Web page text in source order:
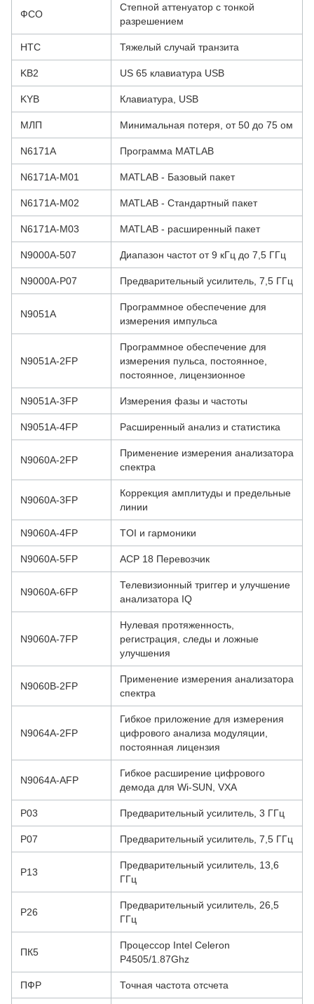
ФСО
Степной аттенуатор с тонкой
разрешением
HTC Тяжелый случай транзита
KB2 US 65 клавиатура USB
KYB Клавиатура, USB
МЛП Минимальная потеря, от 50 до 75 ом
N6171A Программа MATLAB
N6171A-M01 MATLAB - Базовый пакет
N6171A-M02 MATLAB - Стандартный пакет
N6171A-M03 MATLAB - расширенный пакет
N9000A-507 Диапазон частот от 9 кГц до 7,5 ГГц
N9000A-P07 Предварительный усилитель, 7,5 ГГц
N9051A
Программное обеспечение для
измерения импульса
N9051A-2FP
Программное обеспечение для
измерения пульса, постоянное,
постоянное, лицензионное
N9051A-3FP Измерения фазы и частоты
N9051A-4FP Расширенный анализ и статистика
N9060A-2FP
Применение измерения анализатора
спектра
N9060A-3FP
Коррекция амплитуды и предельные
линии
N9060A-4FP TOI и гармоники
N9060A-5FP ACP 18 Перевозчик
N9060A-6FP
Телевизионный триггер и улучшение
анализатора IQ
N9060A-7FP
Нулевая протяженность,
регистрация, следы и ложные
улучшения
N9060B-2FP
Применение измерения анализатора
спектра
N9064A-2FP
Гибкое приложение для измерения
цифрового анализа модуляции,
постоянная лицензия
N9064A-AFP
Гибкое расширение цифрового
демода для Wi-SUN, VXA
P03 Предварительный усилитель, 3 ГГц
P07 Предварительный усилитель, 7,5 ГГц
P13
Предварительный усилитель, 13,6
ГГц
P26
Предварительный усилитель, 26,5
ГГц
ПК5
Процессор Intel Celeron
P4505/1.87Ghz
ПФР Точная частота отсчета